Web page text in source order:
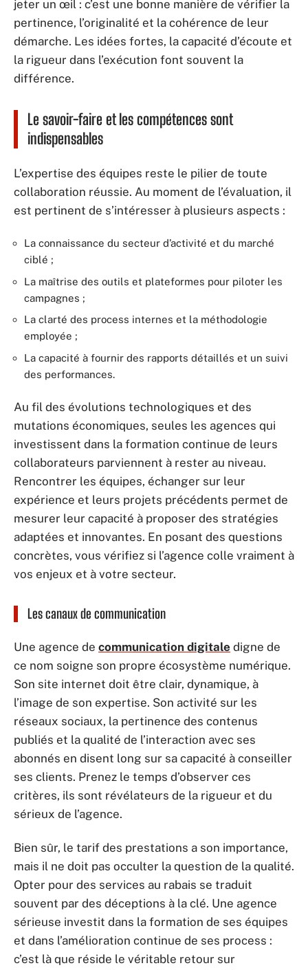
jeter un œil : c’est une bonne manière de vérifier la
pertinence, l’originalité et la cohérence de leur
démarche. Les idées fortes, la capacité d’écoute et
la rigueur dans l’exécution font souvent la
différence.
Le savoir-faire et les compétences sont
indispensables
L’expertise des équipes reste le pilier de toute
collaboration réussie. Au moment de l’évaluation, il
est pertinent de s’intéresser à plusieurs aspects :
La connaissance du secteur d’activité et du marché
ciblé ;
La maîtrise des outils et plateformes pour piloter les
campagnes ;
La clarté des process internes et la méthodologie
employée ;
La capacité à fournir des rapports détaillés et un suivi
des performances.
Au fil des évolutions technologiques et des
mutations économiques, seules les agences qui
investissent dans la formation continue de leurs
collaborateurs parviennent à rester au niveau.
Rencontrer les équipes, échanger sur leur
expérience et leurs projets précédents permet de
mesurer leur capacité à proposer des stratégies
adaptées et innovantes. En posant des questions
concrètes, vous vérifiez si l’agence colle vraiment à
vos enjeux et à votre secteur.
Les canaux de communication
Une agence de communication digitale digne de
ce nom soigne son propre écosystème numérique.
Son site internet doit être clair, dynamique, à
l’image de son expertise. Son activité sur les
réseaux sociaux, la pertinence des contenus
publiés et la qualité de l’interaction avec ses
abonnés en disent long sur sa capacité à conseiller
ses clients. Prenez le temps d’observer ces
critères, ils sont révélateurs de la rigueur et du
sérieux de l’agence.
Bien sûr, le tarif des prestations a son importance,
mais il ne doit pas occulter la question de la qualité.
Opter pour des services au rabais se traduit
souvent par des déceptions à la clé. Une agence
sérieuse investit dans la formation de ses équipes
et dans l’amélioration continue de ses process :
c’est là que réside le véritable retour sur